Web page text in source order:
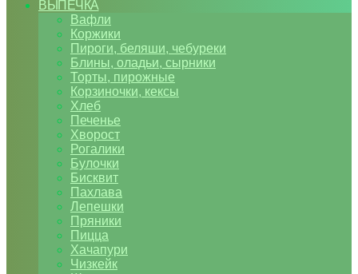
ВЫПЕЧКА
Вафли
Коржики
Пироги, беляши, чебуреки
Блины, оладьи, сырники
Торты, пирожные
Корзиночки, кексы
Хлеб
Печенье
Хворост
Рогалики
Булочки
Бисквит
Пахлава
Лепешки
Пряники
Пицца
Хачапури
Чизкейк